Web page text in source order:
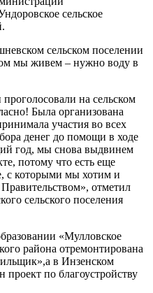
сельское
сельском поселении
мы живем – нужно воду в
на сельском
Была организована
участия во всех
денег до помощи в ходе
год, мы снова выдвинем
потому что есть еще
с которыми мы хотим и
отметил
сельского поселения
«Мулловское
района отремонтирована
в Инзенском
проект по благоустройству